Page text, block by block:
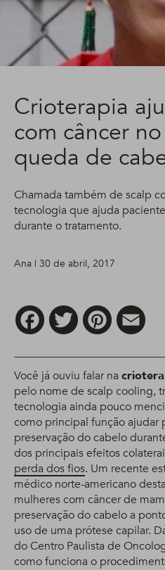
Crioterapia
com câncer
queda de
Chamada também de scalp
tecnologia que ajuda
durante o tratamento.
Ana | 30 de abril, 2017
FacebookTwitter Pinterest
Você já ouviu falar na
pelo nome de scalp cooling,
tecnologia ainda pouco
como principal função ajudar
preservação do cabelo
dos principais efeitos
perda dos fios. Um recente
médico norte-americano
mulheres com câncer de
preservação do cabelo a
uso de uma prótese capilar.
do Centro Paulista de
como funciona o